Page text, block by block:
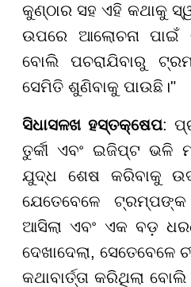
କୁଣ୍ଠାର ସହ ଏହି କଥାକୁ
ଉପରେ ଆଲୋଚନା ପାଇଁ
ବୋଲି ପଚରାଯିବାରୁ
ସେମିତି ଶୁଣିବାକୁ ପାଉଛି।"
ସିଧାସଳଖ ହସ୍ତକ୍ଷେପ:
ତୁର୍କୀ ଏବଂ ଇଜିପ୍ଟ
ଯୁଦ୍ଧ ଶେଷ କରିବାକୁ
ଯେତେବେଳେ
ଆସିଲା ଏବଂ ଏକ ବଡ଼
ଦେଖାଦେଲା, ସେତେବେଳେ
କଥାବାର୍ତ୍ତା କରିଥିଲା